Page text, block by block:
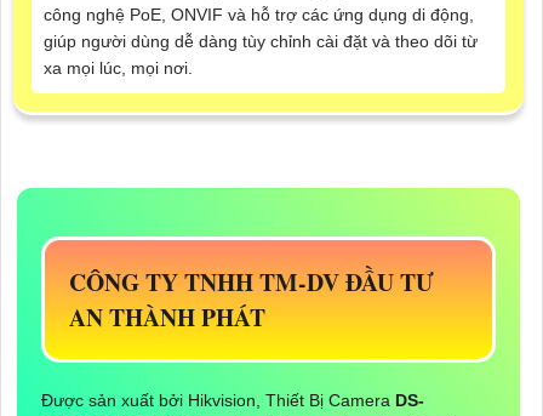
công nghệ PoE, ONVIF và hỗ trợ các ứng dụng di động,
giúp người dùng dễ dàng tùy chỉnh cài đặt và theo dõi từ
xa mọi lúc, mọi nơi.
CÔNG TY TNHH TM-DV ĐẦU TƯ
AN THÀNH PHÁT
Được sản xuất bởi Hikvision, Thiết Bị Camera DS-